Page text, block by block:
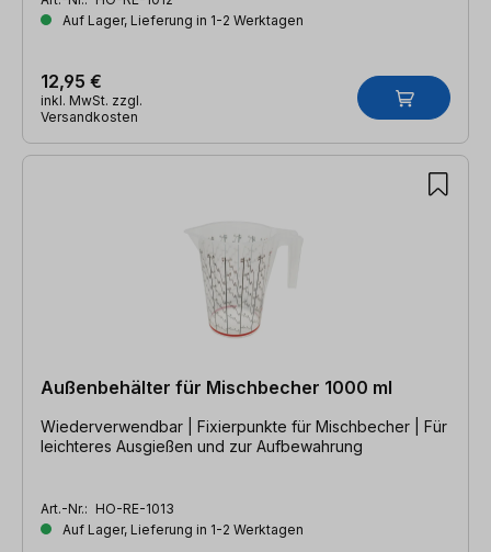
Auf Lager, Lieferung in 1-2 Werktagen
12,95 €
inkl. MwSt. zzgl.
Versandkosten
Außenbehälter für Mischbecher 1000 ml
Wiederverwendbar | Fixierpunkte für Mischbecher | Für
leichteres Ausgießen und zur Aufbewahrung
Art.-Nr.: HO-RE-1013
Auf Lager, Lieferung in 1-2 Werktagen